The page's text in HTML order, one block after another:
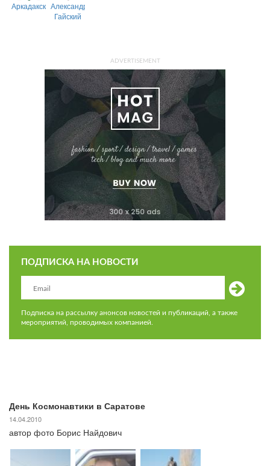
АркадакскийАлександрово-
Гайский
ADVERTISEMENT
ПОДПИСКА НА НОВОСТИ
Подписка на рассылку анонсов новостей и публикаций, а также
мероприятий, проводимых компанией.
День Космонавтики в Саратове
14.04.2010
автор фото Борис Найдович